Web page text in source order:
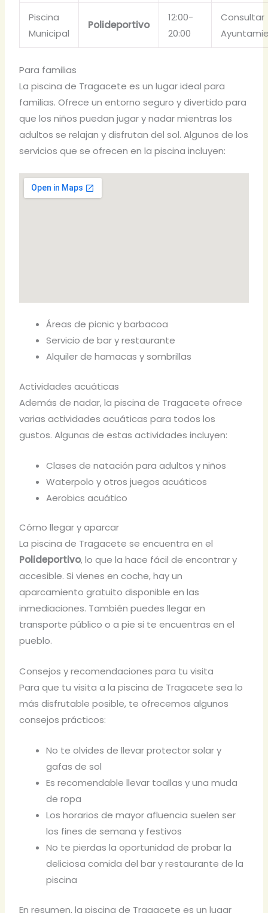
Piscina
Municipal
Polideportivo
12:00-
20:00
Consultar
Para familias
La piscina de Tragacete es un lugar ideal para
familias. Ofrece un entorno seguro y divertido para
que los niños puedan jugar y nadar mientras los
adultos se relajan y disfrutan del sol. Algunos de los
servicios que se ofrecen en la piscina incluyen:
Áreas de picnic y barbacoa
Servicio de bar y restaurante
Alquiler de hamacas y sombrillas
Actividades acuáticas
Además de nadar, la piscina de Tragacete ofrece
varias actividades acuáticas para todos los
gustos. Algunas de estas actividades incluyen:
Clases de natación para adultos y niños
Waterpolo y otros juegos acuáticos
Aerobics acuático
Cómo llegar y aparcar
La piscina de Tragacete se encuentra en el
Polideportivo, lo que la hace fácil de encontrar y
accesible. Si vienes en coche, hay un
aparcamiento gratuito disponible en las
inmediaciones. También puedes llegar en
transporte público o a pie si te encuentras en el
pueblo.
Consejos y recomendaciones para tu visita
Para que tu visita a la piscina de Tragacete sea lo
más disfrutable posible, te ofrecemos algunos
consejos prácticos:
No te olvides de llevar protector solar y
gafas de sol
Es recomendable llevar toallas y una muda
de ropa
Los horarios de mayor afluencia suelen ser
los fines de semana y festivos
No te pierdas la oportunidad de probar la
deliciosa comida del bar y restaurante de la
piscina
En resumen, la piscina de Tragacete es un lugar